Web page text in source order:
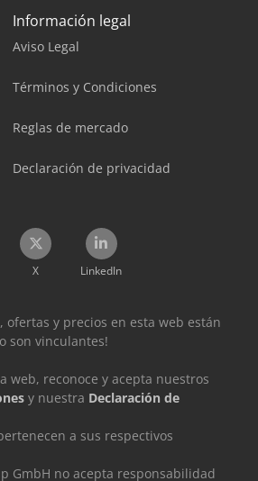
Información legal
Aviso Legal
Términos y Condiciones
Reglas de mercado
Declaración de privacidad
X LinkedIn
ofertas y precios en esta web están
son vinculantes!
web, reconoce y acepta nuestros
y nuestra Declaración de
a sus respectivos
GmbH no acepta responsabilidad